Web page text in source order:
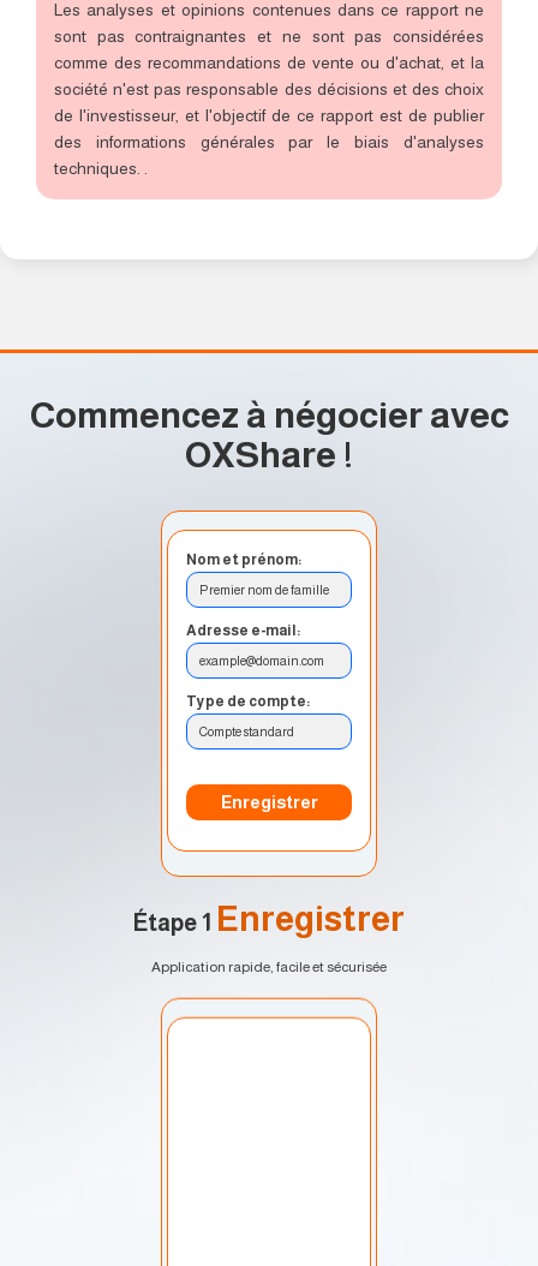
Les analyses et opinions contenues dans ce rapport ne
sont pas contraignantes et ne sont pas considérées
comme des recommandations de vente ou d'achat, et la
société n'est pas responsable des décisions et des choix
de l'investisseur, et l'objectif de ce rapport est de publier
des informations générales par le biais d'analyses
techniques. .
Commencez à négocier avec
OXShare !
Nom et prénom:
Premier nom de famille
Adresse e-mail:
example@domain.com
Type de compte:
Compte standard
Enregistrer
Étape 1 Enregistrer
Application rapide, facile et sécurisée